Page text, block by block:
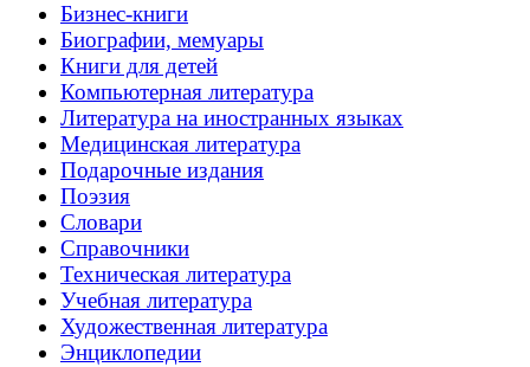
Бизнес-книги
Биографии, мемуары
Книги для детей
Компьютерная литература
Литература на иностранных языках
Медицинская литература
Подарочные издания
Поэзия
Словари
Справочники
Техническая литература
Учебная литература
Художественная литература
Энциклопедии